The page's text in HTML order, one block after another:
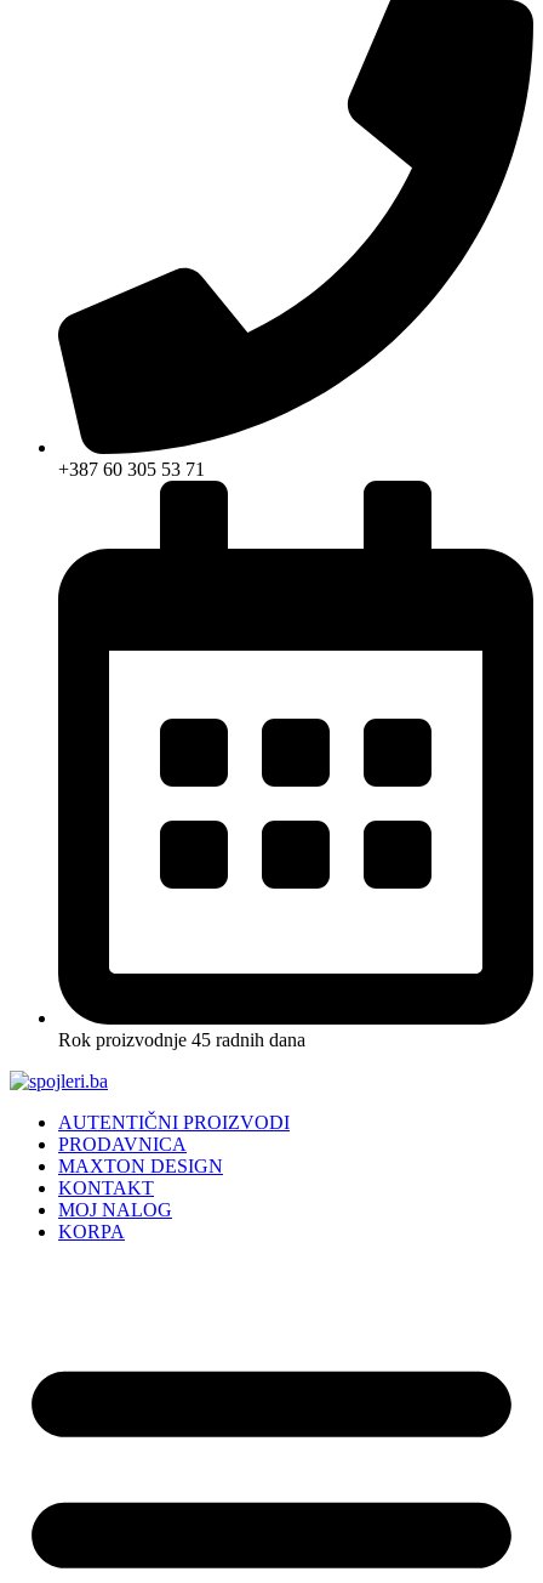
+387 60 305 53 71
Rok proizvodnje 45 radnih dana
AUTENTIČNI PROIZVODI
PRODAVNICA
MAXTON DESIGN
KONTAKT
MOJ NALOG
KORPA